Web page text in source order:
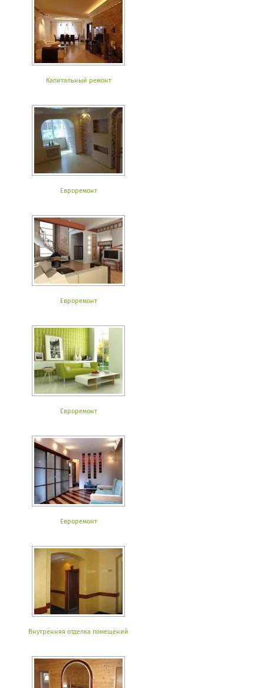
Капитальный ремонт
Евроремонт
Евроремонт
Евроремонт
Евроремонт
Внутренняя отделка помещений